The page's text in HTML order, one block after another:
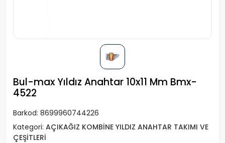
Bul-max Yıldız Anahtar 10x11 Mm Bmx-
4522
Barkod: 8699960744226
Kategori: AÇIKAĞIZ KOMBİNE YILDIZ ANAHTAR TAKIMI VE
ÇEŞİTLERİ